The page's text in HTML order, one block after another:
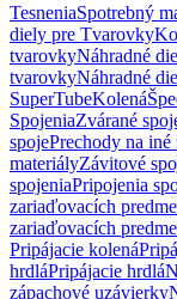
TesneniaSpotrebný
diely pre Tvarovky
tvarovkyNáhradné
tvarovkyNáhradné
SuperTubeKolená
SpojeniaZvárané
spojePrechody na iné
materiályZávitové
spojeniaPripojenia
zariaďovacích
zariaďovacích
Pripájacie kolená
hrdláPripájacie hrdlá
zápachové uzávierky